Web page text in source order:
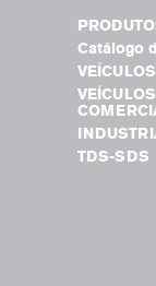
Catálogo
VEÍCULOS
TDS-SDS